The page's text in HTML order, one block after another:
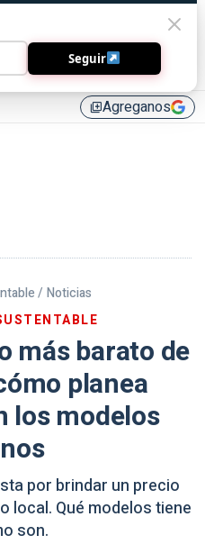
library_addAgreganos
/ Noticias
más barato de
planea
los modelos
por brindar un precio
local. Qué modelos tiene
son.
Seguir